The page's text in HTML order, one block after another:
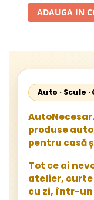
ADAUGA IN
Auto · Scule
produse
pentru casă
Tot ce ai
atelier, curte
cu zi, într-un